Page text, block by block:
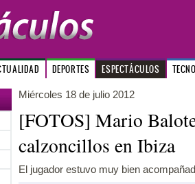
DEPORTES ESPECTÁCULOS
Miércoles 18 de julio 2012
[FOTOS] Mario
calzoncillos en Ibiza
El jugador estuvo muy bien